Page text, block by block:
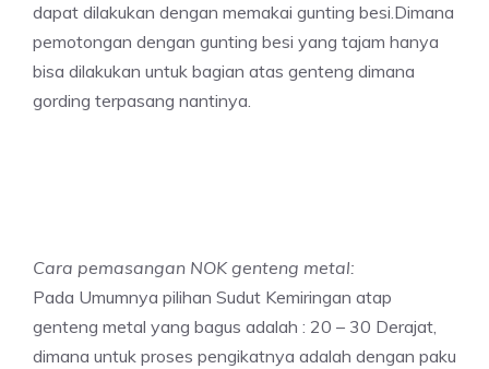
dapat dilakukan dengan memakai gunting besi.Dimana
pemotongan dengan gunting besi yang tajam hanya
bisa dilakukan untuk bagian atas genteng dimana
gording terpasang nantinya.
Cara pemasangan NOK genteng metal:
Pada Umumnya pilihan Sudut Kemiringan atap
genteng metal yang bagus adalah : 20 – 30 Derajat,
dimana untuk proses pengikatnya adalah dengan paku